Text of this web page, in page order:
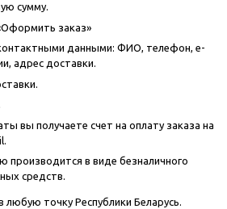
сумму.
заказ»
данными: ФИО, телефон, e-
адрес доставки.
вы получаете счет на оплату заказа на
производится в виде безналичного
средств.
любую точку Республики Беларусь.